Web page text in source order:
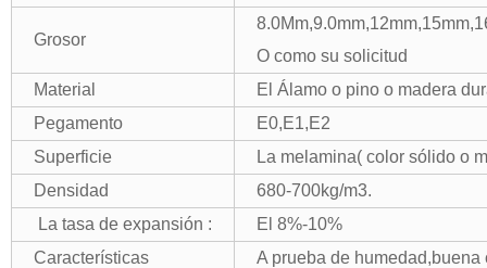
Grosor
O como su solicitud
Material
El Álamo o pino o madera
Pegamento
E0,E1,E2
Superficie
La melamina( color sólido o
Densidad
680-700kg/m3.
La tasa de expansión :
El 8%-10%
Características
A prueba de